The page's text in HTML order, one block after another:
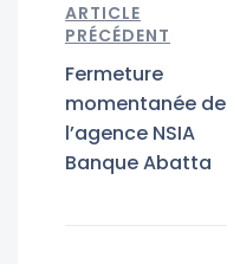
ARTICLE
PRÉCÉDENT
Fermeture
momentanée de
l’agence NSIA
Banque Abatta